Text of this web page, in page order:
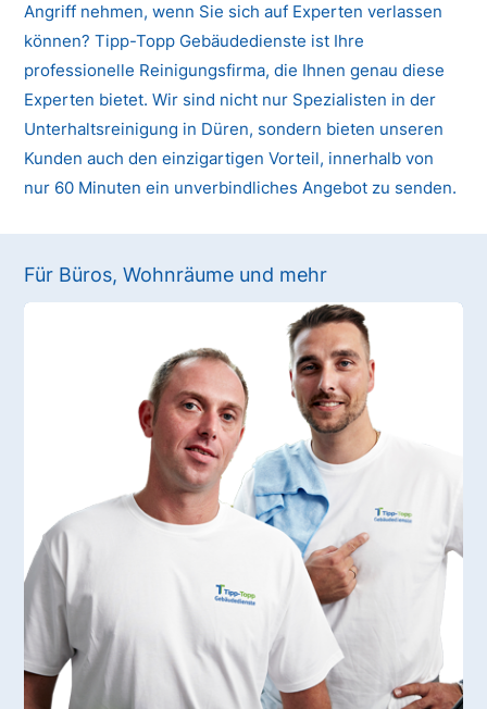
Angriff nehmen, wenn Sie sich auf Experten verlassen
können? Tipp-Topp Gebäudedienste ist Ihre
professionelle Reinigungsfirma, die Ihnen genau diese
Experten bietet. Wir sind nicht nur Spezialisten in der
Unterhaltsreinigung in Düren, sondern bieten unseren
Kunden auch den einzigartigen Vorteil, innerhalb von
nur 60 Minuten ein unverbindliches Angebot zu senden.
Für Büros, Wohnräume und mehr